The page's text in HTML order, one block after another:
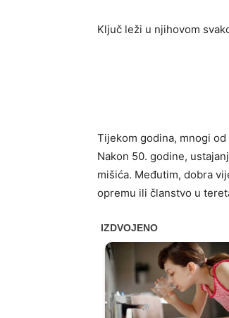
Ključ leži u njihovom
Tijekom godina, mnogi
Nakon 50. godine,
mišića. Međutim, dobra
opremu ili članstvo u